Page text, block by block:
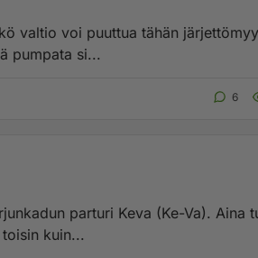
pumpata si...
6
parturi Keva (Ke-Va). Aina
kuin...